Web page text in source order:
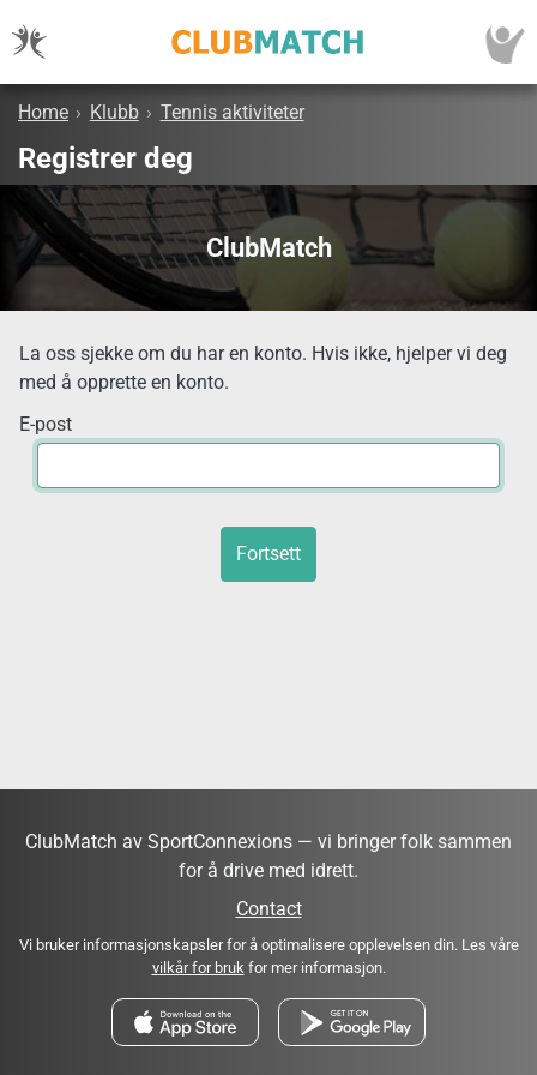
Home › Klubb › Tennis aktiviteter
Registrer deg
ClubMatch
La oss sjekke om du har en konto. Hvis ikke, hjelper vi deg
med å opprette en konto.
E-post
Fortsett
ClubMatch av SportConnexions — vi bringer folk sammen
for å drive med idrett.
Contact
Vi bruker informasjonskapsler for å optimalisere opplevelsen din. Les våre
vilkår for brukfor mer informasjon.